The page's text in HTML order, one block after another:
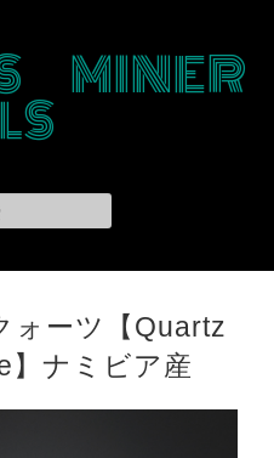
MINER
ォーツ【Quartz
】ナミビア産